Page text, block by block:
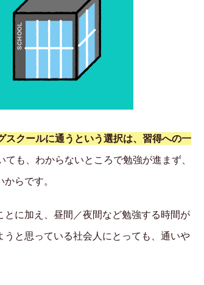
スクールに通うという選択は、習得への一
も、わからないところで勉強が進まず、
らです。
に加え、昼間／夜間など勉強する時間が
と思っている社会人にとっても、通いや